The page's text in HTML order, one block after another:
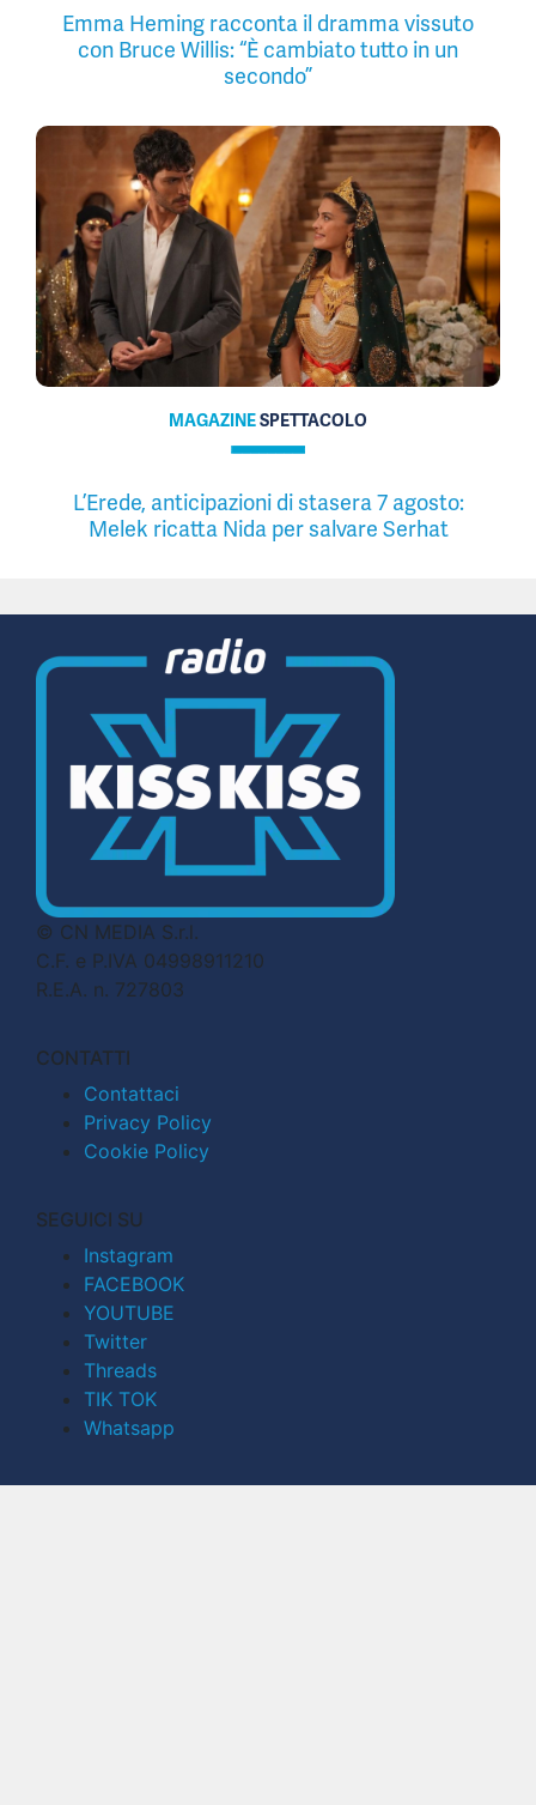
Emma Heming racconta il dramma vissuto
con Bruce Willis: “È cambiato tutto in un
secondo”
MAGAZINESPETTACOLO
L’Erede, anticipazioni di stasera 7 agosto:
Melek ricatta Nida per salvare Serhat
© CN MEDIA S.r.l.
C.F. e P.IVA 04998911210
R.E.A. n. 727803
CONTATTI
Contattaci
Privacy Policy
Cookie Policy
SEGUICI SU
Instagram
FACEBOOK
YOUTUBE
Twitter
Threads
TIK TOK
Whatsapp